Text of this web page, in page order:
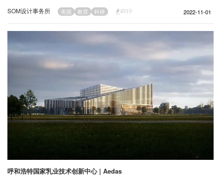
术、工程和数学（STEM）教育以及对21世纪教育风格日益增长的需求进
行重新构想的体现，也是 SOM 在学校和科研设施的建筑设计和园区规划
SOM设计事务所 美国 教育 科研 4919 2022-11-01
呼和浩特国家乳业技术创新中心 | Aedas